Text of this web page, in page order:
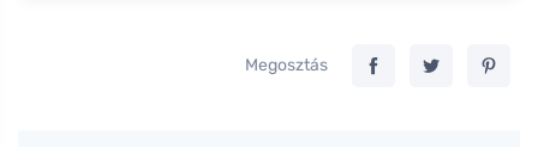
Megosztás